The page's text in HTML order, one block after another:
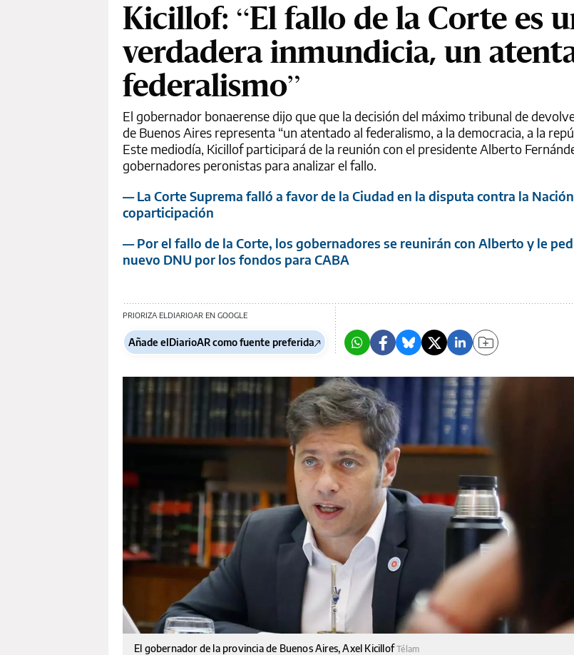
Kicillof: “El fallo de la Corte es
verdadera inmundicia, un
federalismo”
El gobernador bonaerense dijo que que la decisión del máximo tribunal de
de Buenos Aires representa “un atentado al federalismo, a la democracia, a la
Este mediodía, Kicillof participará de la reunión con el presidente Alberto
gobernadores peronistas para analizar el fallo.
— La Corte Suprema falló a favor de la Ciudad en la disputa contra la
coparticipación
— Por el fallo de la Corte, los gobernadores se reunirán con Alberto y le
nuevo DNU por los fondos para CABA
PRIORIZA ELDIARIOAR EN GOOGLE
Añade elDiarioAR como fuente preferida
El gobernador de la provincia de Buenos Aires, Axel KicillofTélam